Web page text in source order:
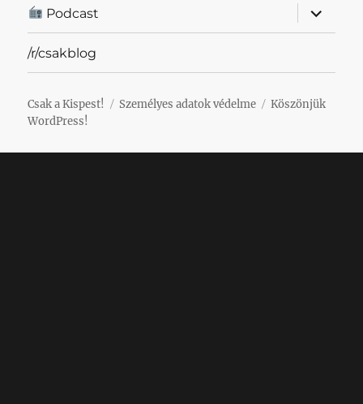
Podcast
almenü
/r/csakblog
Csak a Kispest! Személyes adatok védelme
Köszönjük
WordPress!